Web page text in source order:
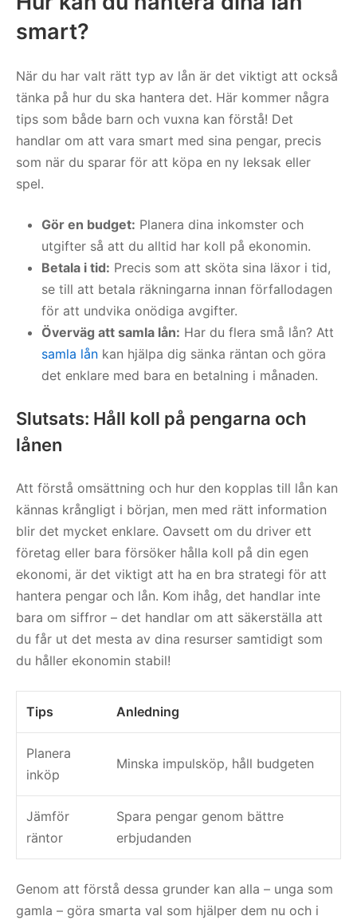
smart?
När du har valt rätt typ av lån är det viktigt att också
tänka på hur du ska hantera det. Här kommer några
tips som både barn och vuxna kan förstå! Det
handlar om att vara smart med sina pengar, precis
som när du sparar för att köpa en ny leksak eller
spel.
Gör en budget: Planera dina inkomster och
utgifter så att du alltid har koll på ekonomin.
Betala i tid: Precis som att sköta sina läxor i tid,
se till att betala räkningarna innan förfallodagen
för att undvika onödiga avgifter.
Överväg att samla lån: Har du flera små lån? Att
samla lån kan hjälpa dig sänka räntan och göra
det enklare med bara en betalning i månaden.
Slutsats: Håll koll på pengarna och
lånen
Att förstå omsättning och hur den kopplas till lån kan
kännas krångligt i början, men med rätt information
blir det mycket enklare. Oavsett om du driver ett
företag eller bara försöker hålla koll på din egen
ekonomi, är det viktigt att ha en bra strategi för att
hantera pengar och lån. Kom ihåg, det handlar inte
bara om siffror – det handlar om att säkerställa att
du får ut det mesta av dina resurser samtidigt som
du håller ekonomin stabil!
Tips Anledning
Planera
inköp
Minska impulsköp, håll budgeten
Jämför
räntor
Spara pengar genom bättre
erbjudanden
Genom att förstå dessa grunder kan alla – unga som
gamla – göra smarta val som hjälper dem nu och i